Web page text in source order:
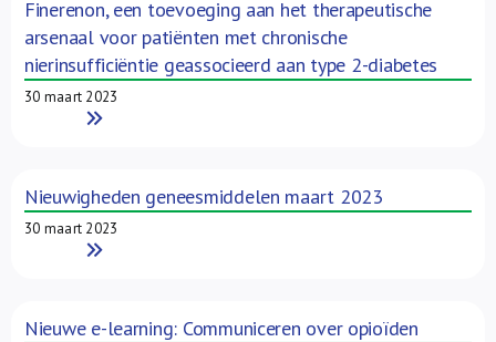
Finerenon, een toevoeging aan het therapeutische
arsenaal voor patiënten met chronische
nierinsufficiëntie geassocieerd aan type 2-diabetes
30 maart 2023
Read More
Nieuwigheden geneesmiddelen maart 2023
30 maart 2023
Read More
Nieuwe e-learning: Communiceren over opioïden